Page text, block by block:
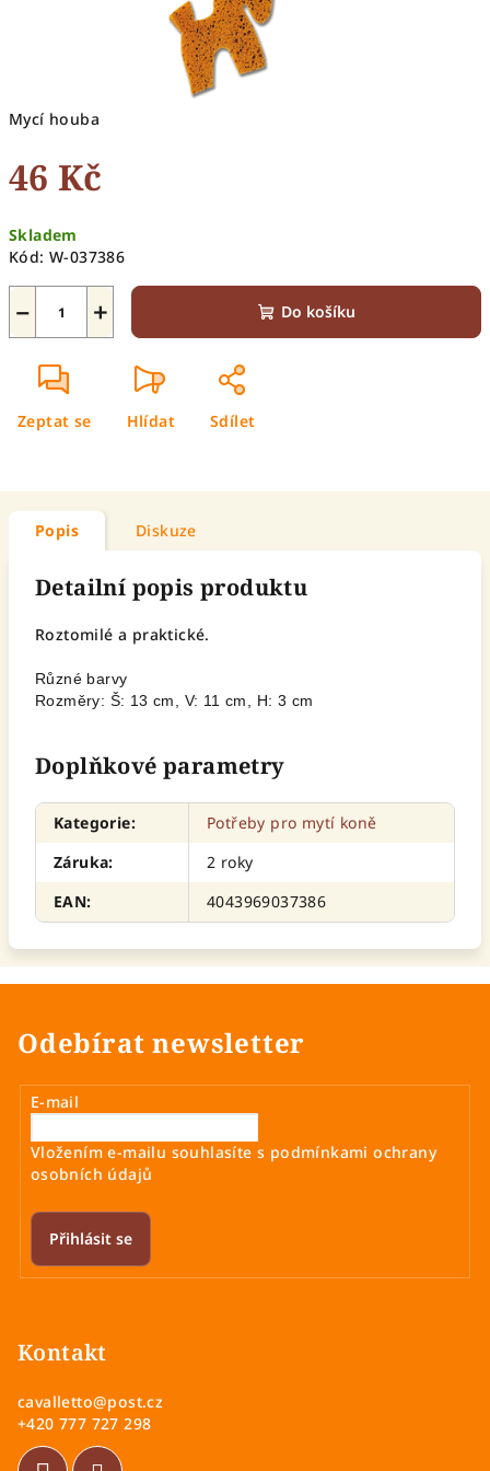
Mycí houba
46 Kč
cena:
Skladem
Kód: W-037386
+
− Do košíku
Zeptat se Hlídat Sdílet
Popis Diskuze
Detailní popis produktu
Roztomilé a praktické.
Různé barvy
Rozměry: Š: 13 cm, V: 11 cm, H: 3 cm
Doplňkové parametry
Kategorie:
Potřeby pro mytí koně
Záruka:
2 roky
EAN: 4043969037386
Odebírat newsletter
E-mail
Vložením e-mailu souhlasíte s podmínkami ochrany
osobních údajů
Přihlásit se
Kontakt
cavalletto@post.cz
+420 777 727 298